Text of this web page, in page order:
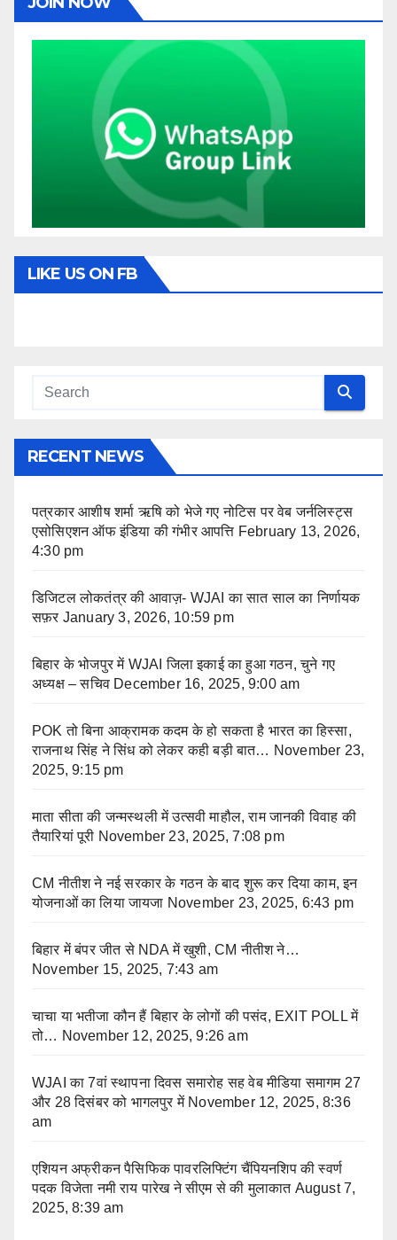
LIKE US ON FB
RECENT NEWS
पत्रकार आशीष शर्मा ऋषि को भेजे गए नोटिस पर वेब जर्नलिस्ट्स
एसोसिएशन ऑफ इंडिया की गंभीर आपत्ति February 13, 2026,
4:30 pm
डिजिटल लोकतंत्र की आवाज़- WJAI का सात साल का निर्णायक
सफ़र January 3, 2026, 10:59 pm
बिहार के भोजपुर में WJAI जिला इकाई का हुआ गठन, चुने गए
अध्यक्ष – सचिव December 16, 2025, 9:00 am
POK तो बिना आक्रामक कदम के हो सकता है भारत का हिस्सा,
राजनाथ सिंह ने सिंध को लेकर कही बड़ी बात… November 23,
2025, 9:15 pm
माता सीता की जन्मस्थली में उत्सवी माहौल, राम जानकी विवाह की
तैयारियां पूरी November 23, 2025, 7:08 pm
CM नीतीश ने नई सरकार के गठन के बाद शुरू कर दिया काम, इन
योजनाओं का लिया जायजा November 23, 2025, 6:43 pm
बिहार में बंपर जीत से NDA में खुशी, CM नीतीश ने…
November 15, 2025, 7:43 am
चाचा या भतीजा कौन हैं बिहार के लोगों की पसंद, EXIT POLL में
तो… November 12, 2025, 9:26 am
WJAI का 7वां स्थापना दिवस समारोह सह वेब मीडिया समागम 27
और 28 दिसंबर को भागलपुर में November 12, 2025, 8:36
am
एशियन अफ्रीकन पैसिफिक पावरलिफ्टिंग चैंपियनशिप की स्वर्ण
पदक विजेता नमी राय पारेख ने सीएम से की मुलाकात August 7,
2025, 8:39 am